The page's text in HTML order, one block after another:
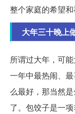
整个家庭的希望和
大年三十晚上
所谓过大年，可
一年中最热闹、
么最好，那当然
了。包饺子是一